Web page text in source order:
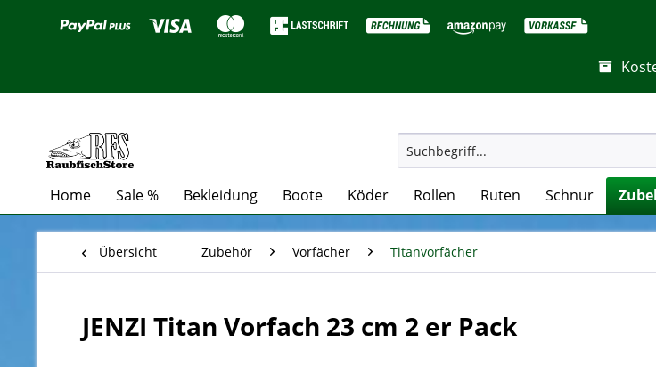
Home Sale % Bekleidung Boote Köder Rollen Ruten Schnur
Übersicht Zubehör Vorfächer Titanvorfächer
JENZI Titan Vorfach 23 cm 2 er Pack